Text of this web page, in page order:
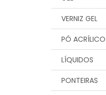
VERNIZ GEL
PÓ ACRÍLICO
LÍQUIDOS
PONTEIRAS